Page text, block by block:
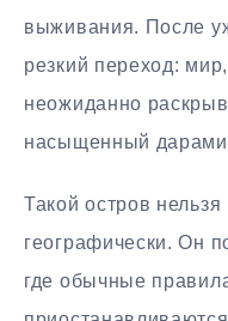
выживания. После
резкий переход:
неожиданно
насыщенный
Такой остров
географически. Он
где обычные